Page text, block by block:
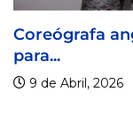
em Abidjan